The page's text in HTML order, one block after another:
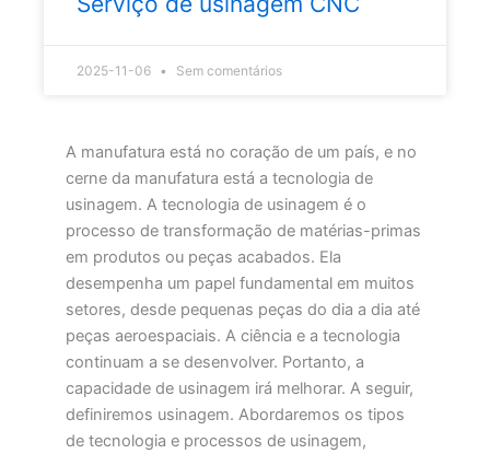
2025-11-06 Sem comentários
A manufatura está no coração de um país, e no
cerne da manufatura está a tecnologia de
usinagem. A tecnologia de usinagem é o
processo de transformação de matérias-primas
em produtos ou peças acabados. Ela
desempenha um papel fundamental em muitos
setores, desde pequenas peças do dia a dia até
peças aeroespaciais. A ciência e a tecnologia
continuam a se desenvolver. Portanto, a
capacidade de usinagem irá melhorar. A seguir,
definiremos usinagem. Abordaremos os tipos
de tecnologia e processos de usinagem,